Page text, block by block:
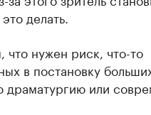
делать.
что нужен риск, что-то
в постановку
или